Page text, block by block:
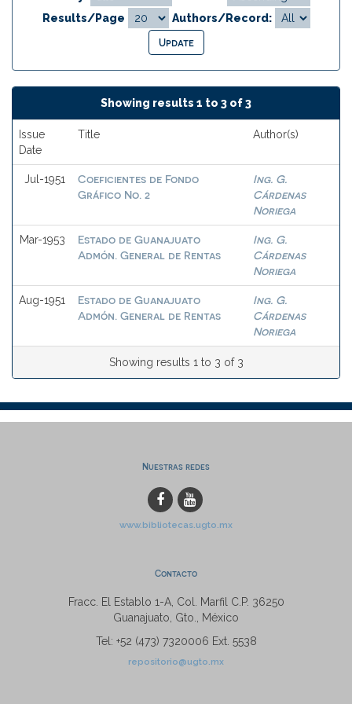
Results/Page
Authors/Record:
Showing results 1 to 3 of 3
Issue
Date
Title Author(s)
Jul-1951
Coeficientes de Fondo
Gráfico No. 2
Ing. G.
Cárdenas
Noriega
Mar-1953
Estado de Guanajuato
Admón. General de Rentas
Ing. G.
Cárdenas
Noriega
Aug-1951
Estado de Guanajuato
Admón. General de Rentas
Ing. G.
Cárdenas
Noriega
Showing results 1 to 3 of 3
Nuestras redes
www.bibliotecas.ugto.mx
Contacto
Fracc. El Establo 1-A, Col. Marfil C.P. 36250
Guanajuato, Gto., México
Tel: +52 (473) 7320006 Ext. 5538
repositorio@ugto.mx